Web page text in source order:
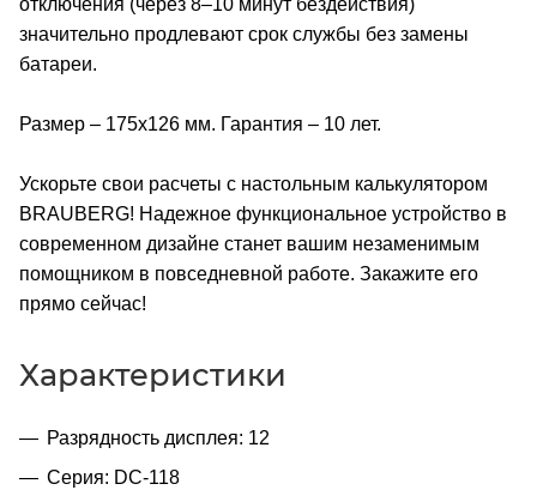
отключения (через 8–10 минут бездействия)
значительно продлевают срок службы без замены
батареи.
Размер – 175х126 мм. Гарантия – 10 лет.
Ускорьте свои расчеты с настольным калькулятором
BRAUBERG! Надежное функциональное устройство в
современном дизайне станет вашим незаменимым
помощником в повседневной работе. Закажите его
прямо сейчас!
Характеристики
Разрядность дисплея: 12
Серия: DC-118